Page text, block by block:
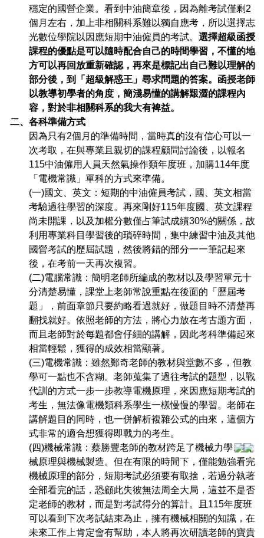
穩定的國營企業。看到中油簡章後，因為離考試僅剩2
個月左右，加上非相關科系難以獨自應考，所以選擇志
光數位學院以因應短期中油僱員的考試。 選擇超級函授
課程的優點是可以隨時配合自己的時間學習，不懂的地
方可以再回放重新確認，再來是標記出自己難以理解的
部分後，到「超級解惑王」尋求問題的答案。函授老師
以教導初學者的角度，簡淺易懂的講解艱澀的課程內
容，對於非相關科系的我大有裨益。
二、各科準備方式
因為只有2個月的準備時間，當時真的沒有信心可以一
次考取，在與專業且親切的課程顧問討論後，以報名
115中油僱用人員天然氣操作類年度班，加購114年度
「電機常識」單科的方式來準備。
(一)國文、英文：短期的中油僱員考試，國、英文相當
考驗過往學習的深度。再來剛好115年度國、英文課程
尚未開課，以及加權分數僅占筆試成績30%的關係，故
利用專業科目學習後的瑣碎時間，集中練習中油及其他
國營考試的歷屆試題，然後將錯的部分一一筆記起來
後，在考前一天再次複習。
(二)電腦常識：簡明老師所編成的教材以及學習單元十
分清楚易懂，課堂上老師常說重點在後面的「歷屆考
題」，前面章節只要約略看過就好，做題目時不清楚再
翻找就好。依照老師的方法，將心力放在考古題方面，
而且老師對於每題都會仔細的講解，因此考科準備起來
相當輕鬆，獲得的成效相當顯著。
(三)電機常識：雖然鄭奇老師的教材與堂數不多，但教
學可一點也不含糊。老師蒐集了過往考試的題型，以戰
代訓的方式一步一步教導電機原理，來因應短期考試的
考生，無法像電機類科系學生一樣慢慢的學習。老師在
講解題目的同時，也一併解析複雜公式的由來，這個方
式非常的適合想獲得即戰力的考生。
(四)機械常識：蔡勝豐老師的教材跨足了機械力學、機
械原理與機械製造。但在有限的時間下，僅能勉強看完
機械原理的部分，短期考試必須要有取捨，若過分執著
全部看完的話，恐顧此失彼無法周全大局，這並不是否
定老師的教材，而是對考試得分的算計。且115年度班
可以看到下次考試結束為止，擁有機械相關的知識，在
未來工作上肯定會有幫助，本人將再次研讀老師的寶貴